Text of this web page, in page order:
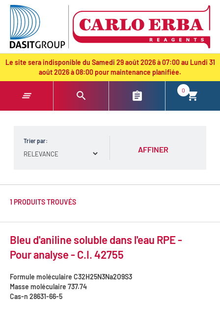
text.skipToContent
text.skipToNavigation
Le site sera indisponible du Samedi 29 août 2026 à 07:00 au Lundi 31
août 2026 à 08:00 pour maintenance planifiée.
0
Trier par:
AFFINER
1 PRODUITS TROUVÉS
Bleu d'aniline soluble dans l'eau RPE -
Pour analyse - C.I. 42755
Formule moléculaire C32H25N3Na2O9S3
Masse moléculaire 737.74
Cas-n 28631-66-5